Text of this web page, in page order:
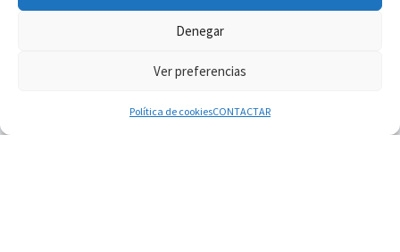
Denegar
Ver preferencias
Política de cookiesCONTACTAR
Diaconado permanente– Todos los derechos reservados
WP